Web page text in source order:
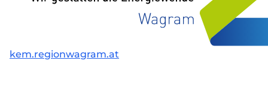
kem.regionwagram.at